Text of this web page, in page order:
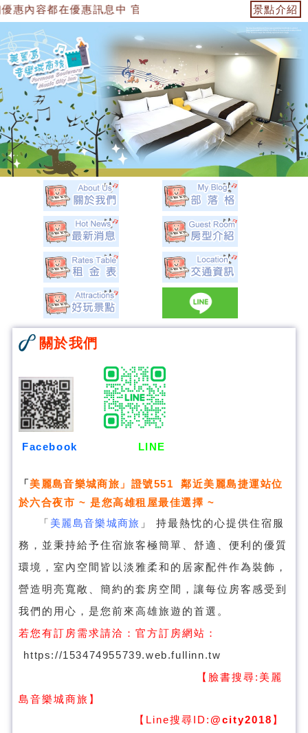
惠內容都在優惠訊息中 官方網站：https:// 景點介紹
關於我們
Facebook LINE
「美麗島音樂城商旅 」證號551 鄰近美麗島捷運站位
於六合夜市 ~ 是您高雄租屋最佳選擇 ~
「 美麗島音樂城商旅 」 持最熱忱的心提供住宿服
務，並秉持給予住宿旅客極簡單、舒適、便利的優質
環境，室內空間皆以淡雅柔和的居家配件作為裝飾，
營造明亮寬敞、簡約的套房空間，讓每位房客感受到
我們的用心，是您前來高雄旅遊的首選。
若您有訂房需求請洽： 官方訂房網站：
https://153474955739.web.fullinn.tw
【臉書搜尋: 美麗
島音樂城商旅 】
【Line搜尋ID:@city2018 】